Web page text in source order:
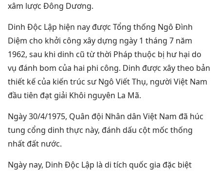
xâm lược Ðông Dương.
Dinh Độc Lập hiện nay được Tổng thống Ngô Đình
Diệm cho khởi công xây dựng ngày 1 tháng 7 năm
1962, sau khi dinh cũ từ thời Pháp thuộc bị hư hại do
vụ đánh bom của hai phi công. Dinh được xây theo bản
thiết kế của kiến trúc sư Ngô Viết Thụ, người Việt Nam
đầu tiên đạt giải Khôi nguyên La Mã.
Ngày 30/4/1975, Quân đội Nhân dân Việt Nam đã húc
tung cổng dinh thực này, đánh dấu cột mốc thống
nhất đất nước.
Ngày nay, Dinh Ðộc Lập là di tích quốc gia đặc biệt